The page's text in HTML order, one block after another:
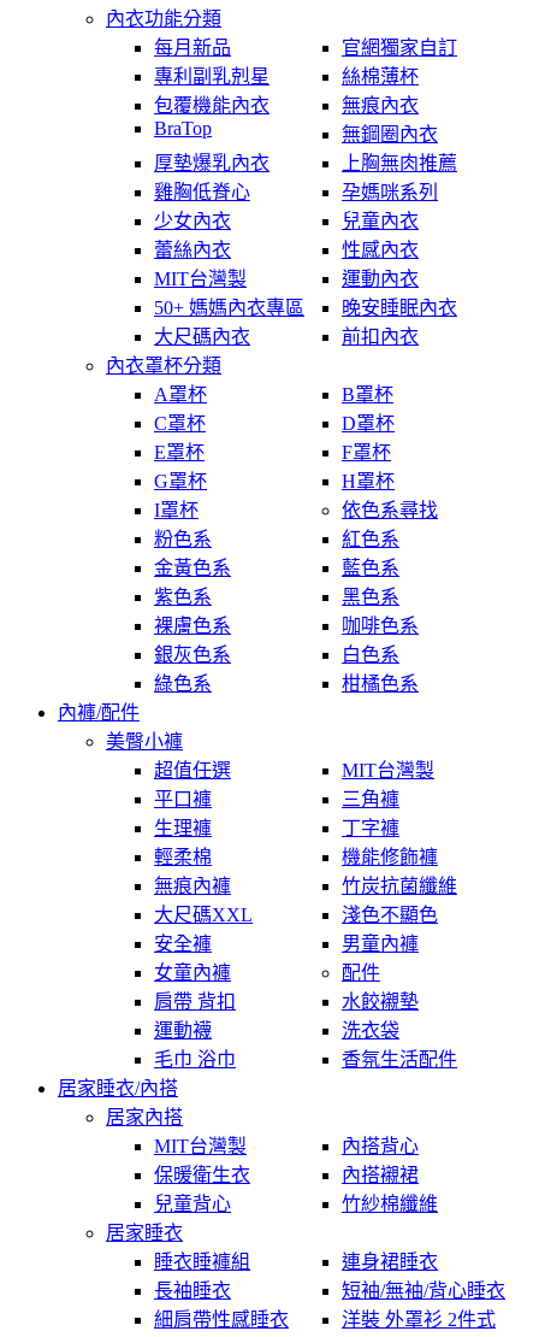
內衣功能分類
每月新品
官網獨家自訂
專利副乳剋星
絲棉薄杯
包覆機能內衣
無痕內衣
BraTop
無鋼圈內衣
厚墊爆乳內衣
上胸無肉推薦
雞胸低脊心
孕媽咪系列
少女內衣
兒童內衣
蕾絲內衣
性感內衣
MIT台灣製
運動內衣
50+ 媽媽內衣專區
晚安睡眠內衣
大尺碼內衣
前扣內衣
內衣罩杯分類
A罩杯
B罩杯
C罩杯
D罩杯
E罩杯
F罩杯
G罩杯
H罩杯
I罩杯
依色系尋找
粉色系
紅色系
金黃色系
藍色系
紫色系
黑色系
裸膚色系
咖啡色系
銀灰色系
白色系
綠色系
柑橘色系
內褲/配件
美臀小褲
超值任選
MIT台灣製
平口褲
三角褲
生理褲
丁字褲
輕柔棉
機能修飾褲
無痕內褲
竹炭抗菌纖維
大尺碼XXL
淺色不顯色
安全褲
男童內褲
女童內褲
配件
肩帶 背扣
水餃襯墊
運動襪
洗衣袋
毛巾 浴巾
香氛生活配件
居家睡衣/內搭
居家內搭
MIT台灣製
內搭背心
保暖衛生衣
內搭襯裙
兒童背心
竹紗棉纖維
居家睡衣
睡衣睡褲組
連身裙睡衣
長袖睡衣
短袖/無袖/背心睡衣
細肩帶性感睡衣
洋裝 外罩衫 2件式